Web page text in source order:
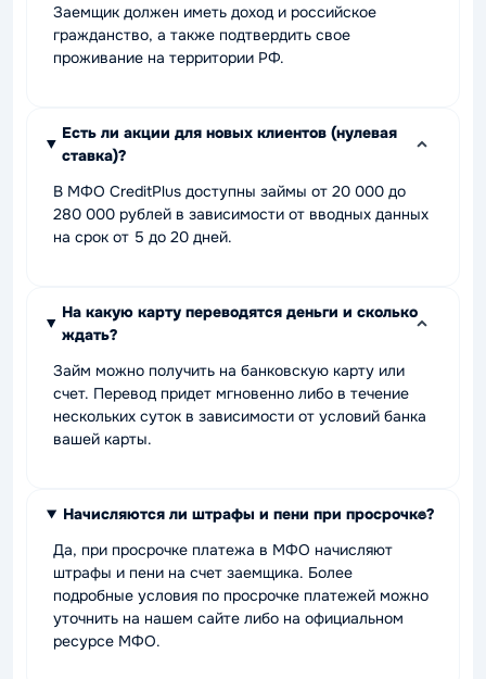
Заемщик должен иметь доход и российское
гражданство, а также подтвердить свое
проживание на территории РФ.
Есть ли акции для новых клиентов (нулевая
ставка)?
В МФО CreditPlus доступны займы от 20 000 до
280 000 рублей в зависимости от вводных данных
на срок от 5 до 20 дней.
На какую карту переводятся деньги и сколько
ждать?
Займ можно получить на банковскую карту или
счет. Перевод придет мгновенно либо в течение
нескольких суток в зависимости от условий банка
вашей карты.
Начисляются ли штрафы и пени при просрочке?
Да, при просрочке платежа в МФО начисляют
штрафы и пени на счет заемщика. Более
подробные условия по просрочке платежей можно
уточнить на нашем сайте либо на официальном
ресурсе МФО.